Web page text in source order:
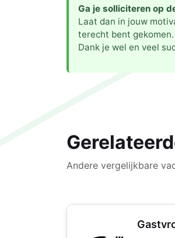
Ga je solliciteren op
Laat dan in jouw
terecht bent
Dank je wel en veel
Andere vergelijkbare